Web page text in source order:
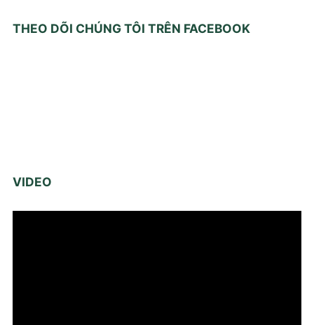
THEO DÕI CHÚNG TÔI TRÊN FACEBOOK
VIDEO